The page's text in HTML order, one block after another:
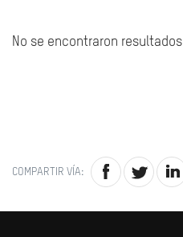
No se encontraron resultados
COMPARTIR VÍA: